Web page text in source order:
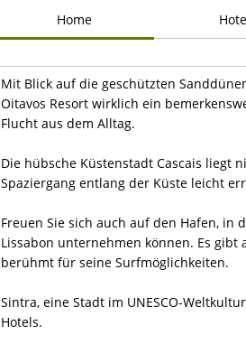
Home
Mit Blick auf die geschützten
Oitavos Resort wirklich ein
Flucht aus dem Alltag.
Die hübsche Küstenstadt Cascais liegt
Spaziergang entlang der Küste leicht
Freuen Sie sich auch auf den Hafen, in
Lissabon unternehmen können. Es
berühmt für seine Surfmöglichkeiten.
Sintra, eine Stadt im UNESCO-
Hotels.